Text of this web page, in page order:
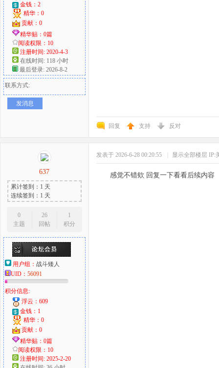
金钱：2
精华：0
贡献：0
精华贴：0篇
阅读权限：10
注册时间: 2020-4-3
在线时间: 118 小时
最后登录: 2026-8-2
联系方式:
发消息
回复 支持 反对
637
累计签到：1 天
连续签到：1 天
0
主题
26
回帖
1
积分
用户组： 战斗矮人
UID： 56091
积分信息:
浮云：609
金钱：1
精华：0
贡献：0
精华贴：0篇
阅读权限：10
注册时间: 2025-2-20
发表于 2026-6-28 00:20:55 显示全部楼层 IP:
感觉不错欸 回复一下看看后续内容